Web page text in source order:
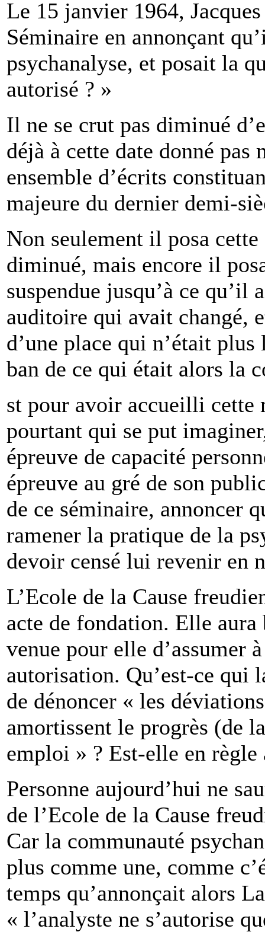
Le 15 janvier 1964,
Séminaire en annonçant
psychanalyse, et posait la
autorisé ? »
Il ne se crut pas diminué
déjà à cette date donné
ensemble d’écrits
majeure du dernier demi-
Non seulement il posa
diminué, mais encore il
suspendue jusqu’à ce qu’il
auditoire qui avait changé,
d’une place qui n’était
ban de ce qui était alors la
st pour avoir accueilli cette
pourtant qui se put
épreuve de capacité
épreuve au gré de son
de ce séminaire, annoncer
ramener la pratique de la
devoir censé lui revenir en
L’Ecole de la Cause
acte de fondation. Elle
venue pour elle d’assumer
autorisation. Qu’est-ce qui
de dénoncer « les
amortissent le progrès (de
emploi » ? Est-elle en règle
Personne aujourd’hui ne
de l’Ecole de la Cause
Car la communauté
plus comme une, comme
temps qu’annonçait alors
« l’analyste ne s’autorise